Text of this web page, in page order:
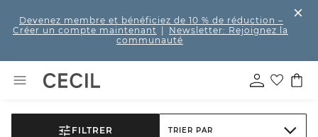
Devenez membre et bénéficiez de 10 % de réduction –
Créer un compte maintenant
Newsletter: Rejoignez la
communauté
FILTRER TRIER PAR